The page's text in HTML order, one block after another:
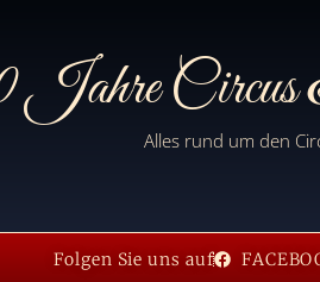
Jahre Circus
Alles rund um den
Folgen Sie uns auf